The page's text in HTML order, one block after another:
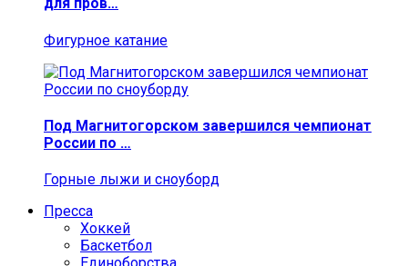
для пров…
Фигурное катание
Под Магнитогорском завершился чемпионат
России по …
Горные лыжи и сноуборд
Пресса
Хоккей
Баскетбол